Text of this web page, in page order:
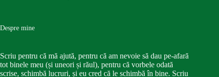
Despre mine
Scriu pentru că mă ajută, pentru că am nevoie să dau pe-afară
tot binele meu (și uneori și răul), pentru că vorbele odată
scrise, schimbă lucruri, și eu cred că le schimbă în bine. Scriu